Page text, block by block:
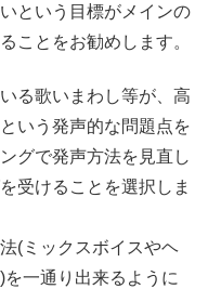
という目標がメインの
ことをお勧めします。
る歌いまわし等が、高
いう発声的な問題点を
グで発声方法を見直し
受けることを選択しま
(ミックスボイスやヘ
一通り出来るように